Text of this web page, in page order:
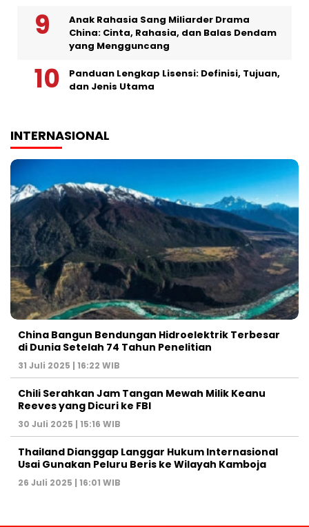
Anak Rahasia Sang Miliarder Drama
China: Cinta, Rahasia, dan Balas Dendam
yang Mengguncang
Panduan Lengkap Lisensi: Definisi, Tujuan,
dan Jenis Utama
INTERNASIONAL
China Bangun Bendungan Hidroelektrik Terbesar
di Dunia Setelah 74 Tahun Penelitian
31 Juli 2025 | 16:22 WIB
Chili Serahkan Jam Tangan Mewah Milik Keanu
Reeves yang Dicuri ke FBI
30 Juli 2025 | 15:16 WIB
Thailand Dianggap Langgar Hukum Internasional
Usai Gunakan Peluru Beris ke Wilayah Kamboja
26 Juli 2025 | 16:01 WIB